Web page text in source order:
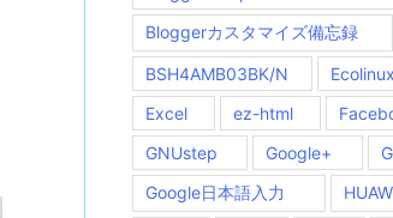
Bloggerカスタマイズ備忘録
BSH4AMB03BK/N Ecolinux
Excel
ez-html
GNUstep
Google+
Google日本語入力